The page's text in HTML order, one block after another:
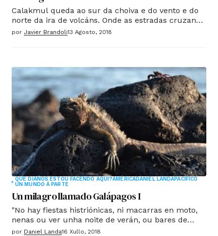
Calakmul queda ao sur da choiva e do vento e do
norte da ira de volcáns. Onde as estradas cruzan
nunha espesa selva pola que os homes camiñan
virtude de erros de camuflaxe.
por Javier Brandoli13 Agosto, 2018
QUE DIAÑOS ESTOU FACENDO AQUÍ?AMÉRICADANIEL LANDAPACÍFICO
UN MUNDO Á PARTE
Un milagro llamado Galápagos I
"No hay fiestas histriónicas, ni macarras en moto,
nenas ou ver unha noite de verán, ou bares de
praia. Na illa de Santa Cruz só o son das ondas e
por Daniel Landa16 Xullo, 2018